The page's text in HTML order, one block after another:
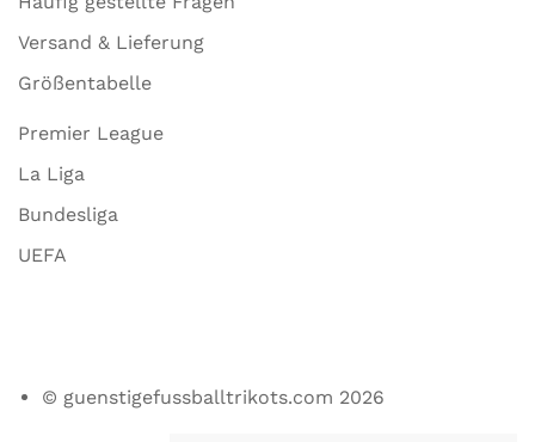
Versand & Lieferung
Größentabelle
Premier League
La Liga
Bundesliga
UEFA
© guenstigefussballtrikots.com 2026